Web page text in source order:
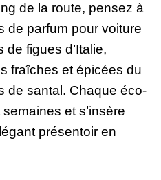
de la route, pensez à
de parfum pour voiture
figues d’Italie,
fraîches et épicées du
de santal. Chaque éco-
et s’insère
présentoir en